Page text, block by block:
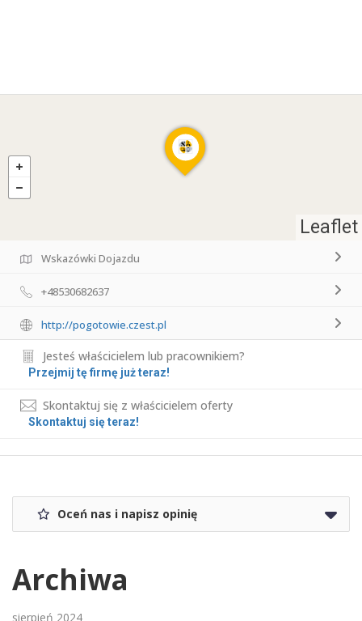
Leaflet
Wskazówki Dojazdu
+48530682637
http://pogotowie.czest.pl
Jesteś właścicielem lub pracownikiem?
Przejmij tę firmę już teraz!
Skontaktuj się z właścicielem oferty
Skontaktuj się teraz!
Oceń nas i napisz opinię
Archiwa
sierpień 2024